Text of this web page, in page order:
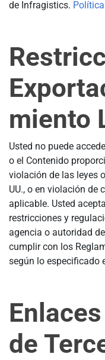
de Infragistics.
miento
Usted no puede
o el Contenido
violación de las leyes
UU., o en violación de
aplicable. Usted
restricciones y
agencia o autoridad
cumplir con los
según lo especificado
de